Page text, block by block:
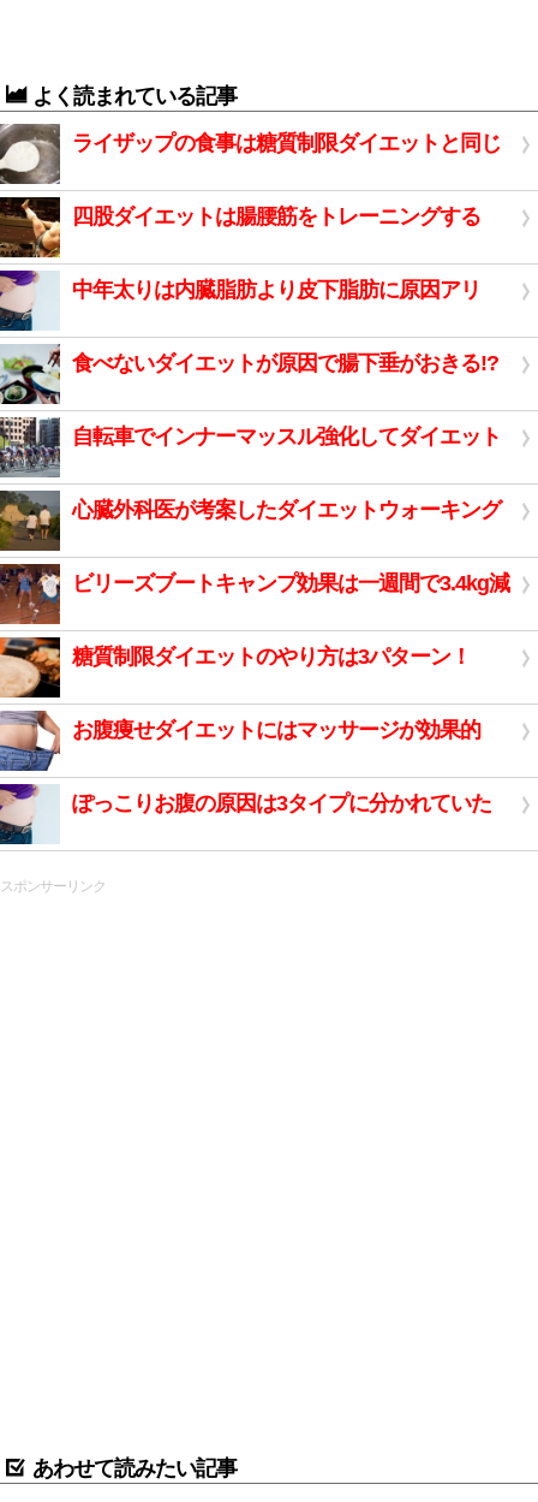
よく読まれている記事
ライザップの食事は糖質制限ダイエットと同じ
四股ダイエットは腸腰筋をトレーニングする
中年太りは内臓脂肪より皮下脂肪に原因アリ
食べないダイエットが原因で腸下垂がおきる!?
自転車でインナーマッスル強化してダイエット
心臓外科医が考案したダイエットウォーキング
ビリーズブートキャンプ効果は一週間で3.4kg減
糖質制限ダイエットのやり方は3パターン！
お腹痩せダイエットにはマッサージが効果的
ぽっこりお腹の原因は3タイプに分かれていた
スポンサーリンク
あわせて読みたい記事